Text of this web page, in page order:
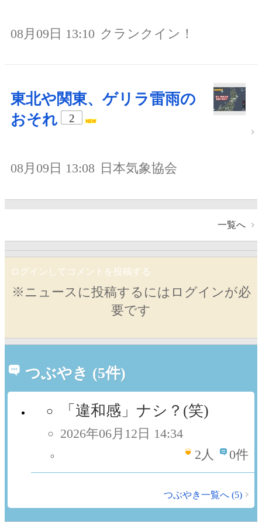
08月09日 13:10 クランクイン！
東北や関東、ゲリラ雷雨の
おそれ
2
08月09日 13:08 日本気象協会
一覧へ
ログインしてコメントを投稿する
※ニュースに投稿するにはログインが必
要です
つぶやき (5件)
「違和感」ナシ？(笑)
2026年06月12日 14:34
2 人 0件
つぶやき一覧へ (5)